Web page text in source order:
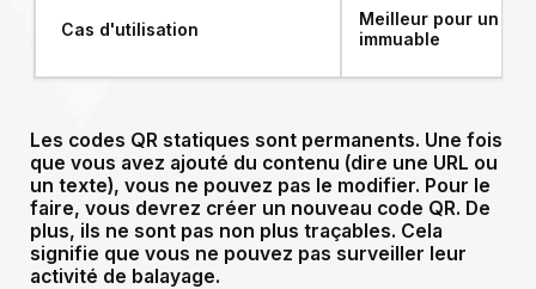
Cas d'utilisation
Meilleur pour un
immuable
Les codes QR statiques sont permanents. Une fois
que vous avez ajouté du contenu (dire une URL ou
un texte), vous ne pouvez pas le modifier. Pour le
faire, vous devrez créer un nouveau code QR. De
plus, ils ne sont pas non plus traçables. Cela
signifie que vous ne pouvez pas surveiller leur
activité de balayage.